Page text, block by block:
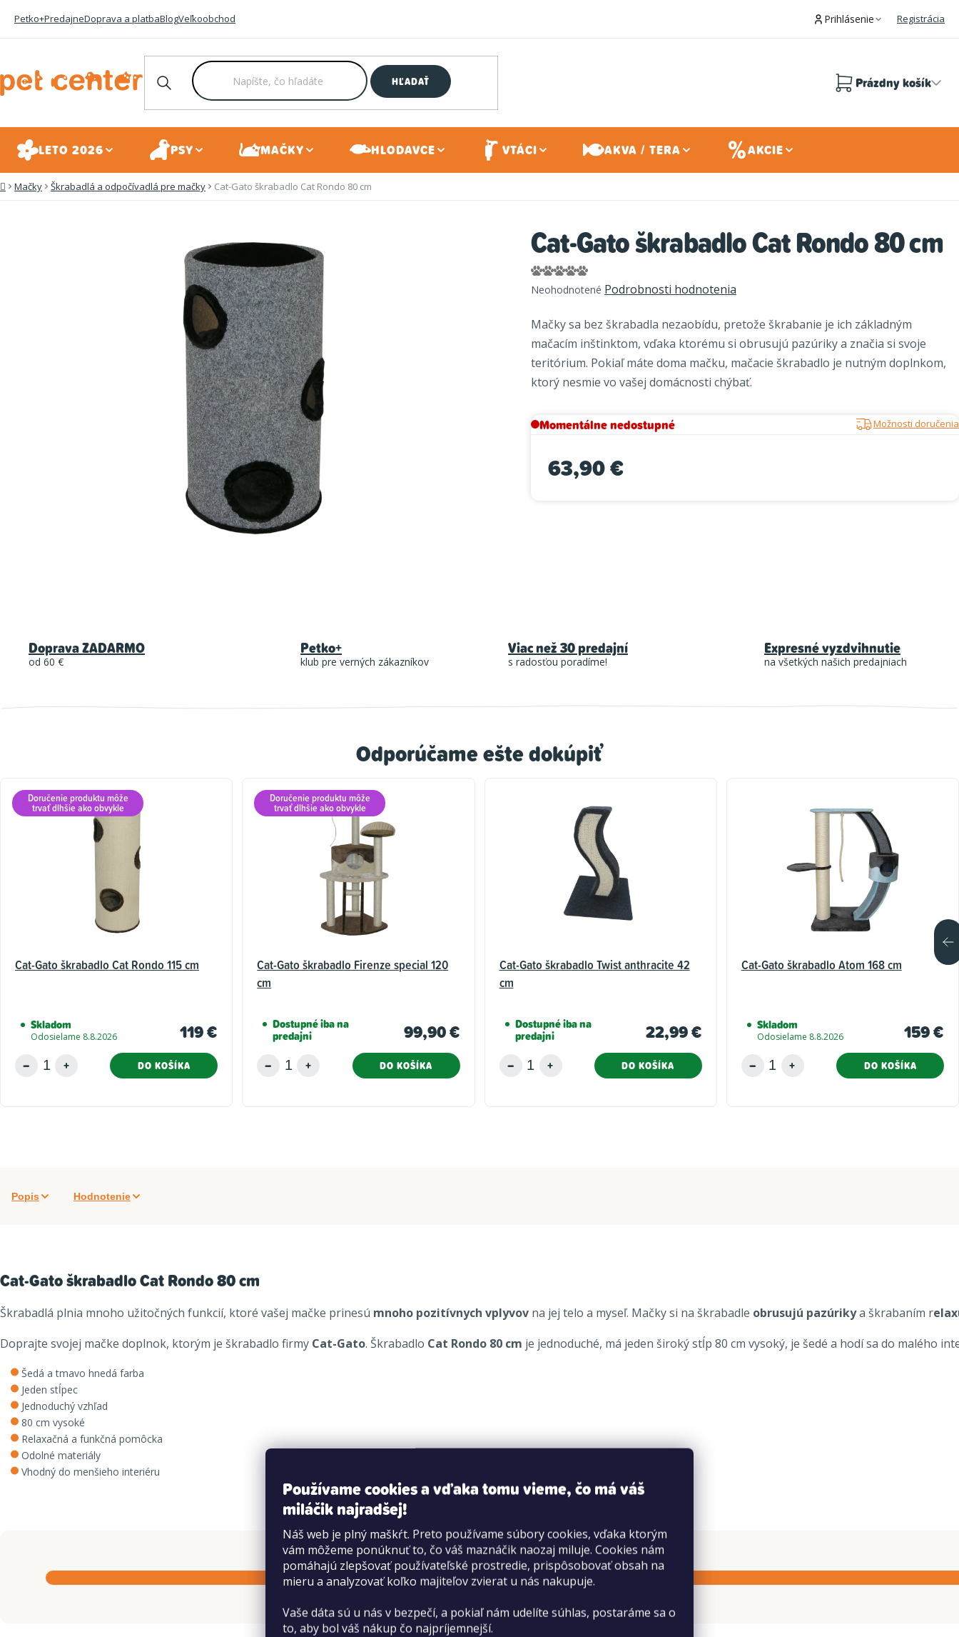
Používame cookies a vďaka tomu vieme, čo má váš
miláčik najradšej!
Náš web je plný maškŕt. Preto používame súbory cookies, vďaka ktorým
vám môžeme ponúknuť to, čo váš maznáčik naozaj miluje. Cookies nám
pomáhajú zlepšovať používateľské prostredie, prispôsobovať obsah na
mieru a analyzovať koľko majiteľov zvierat u nás nakupuje.
Vaše dáta sú u nás v bezpečí, a pokiaľ nám udelíte súhlas, postaráme sa o
to, aby bol váš nákup čo najpríjemnejší.
Petko+PredajneDoprava a platbaBlogVeľkoobchod Prihlásenie Registrácia
HĽADAŤ Prázdny košík
LETO 2026 PSY MAČKY HLODAVCE VTÁCI AKVA / TERA AKCIE
Domov
Mačky Škrabadlá a odpočívadlá pre mačky Cat-Gato škrabadlo Cat Rondo 80 cm
Cat-Gato škrabadlo Cat Rondo 80 cm
Priemerné
hodnotenie
je
0,0
z
5
Neohodnotené Podrobnosti hodnotenia
Mačky sa bez škrabadla nezaobídu, pretože škrabanie je ich základným
mačacím inštinktom, vďaka ktorému si obrusujú pazúriky a značia si svoje
teritórium. Pokiaľ máte doma mačku, mačacie škrabadlo je nutným doplnkom,
ktorý nesmie vo vašej domácnosti chýbať.
Momentálne nedostupné Možnosti doručenia
63,90 €
Odporúčame ešte dokúpiť
Doručenie produktu môže
trvať dlhšie ako obvykle
Cat-Gato škrabadlo Cat Rondo 115 cm
Skladom
Odosielame 8.8.2026 119 €
DO KOŠÍKA
Doručenie produktu môže
trvať dlhšie ako obvykle
Cat-Gato škrabadlo Firenze special 120
cm
Dostupné iba na
predajni 99,90 €
DO KOŠÍKA
Cat-Gato škrabadlo Twist anthracite 42
cm
Dostupné iba na
predajni 22,99 €
DO KOŠÍKA
Cat-Gato škrabadlo Atom 168 cm
Skladom
Odosielame 8.8.2026 159 €
DO KOŠÍKA
Doprava ZADARMO
od 60 €
Petko+
klub pre verných zákazníkov
Viac než 30 predajní
s radosťou poradíme!
Expresné vyzdvihnutie
na všetkých našich predajniach
Popis Hodnotenie
Cat-Gato škrabadlo Cat Rondo 80 cm
Škrabadlá plnia mnoho užitočných funkcií, ktoré vašej mačke prinesú mnoho pozitívnych vplyvov na jej telo a myseľ. Mačky si na škrabadle obrusujú pazúrikya škrabaním r
Doprajte svojej mačke doplnok, ktorým je škrabadlo firmy Cat-Gato. Škrabadlo Cat Rondo 80 cm je jednoduché, má jeden široký stĺp 80 cm vysoký, je šedé a hodí sa do malého
Šedá a tmavo hnedá farba
Jeden stĺpec
Jednoduchý vzhľad
80 cm vysoké
Relaxačná a funkčná pomôcka
Odolné materiály
Vhodný do menšieho interiéru